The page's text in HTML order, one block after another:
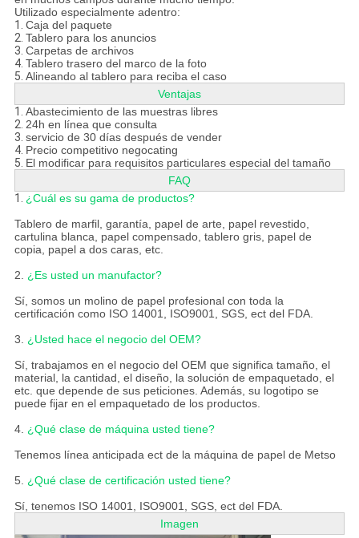
Utilizado especialmente adentro:
1. Caja del paquete
2. Tablero para los anuncios
3. Carpetas de archivos
4. Tablero trasero del marco de la foto
5. Alineando al tablero para reciba el caso
Ventajas
1. Abastecimiento de las muestras libres
2. 24h en línea que consulta
3. servicio de 30 días después de vender
4. Precio competitivo negocating
5. El modificar para requisitos particulares especial del tamaño
FAQ
1. ¿Cuál es su gama de productos?
Tablero de marfil, garantía, papel de arte, papel revestido,
cartulina blanca, papel compensado, tablero gris, papel de
copia, papel a dos caras, etc.
2. ¿Es usted un manufactor?
Sí, somos un molino de papel profesional con toda la
certificación como ISO 14001, ISO9001, SGS, ect del FDA.
3. ¿Usted hace el negocio del OEM?
Sí, trabajamos en el negocio del OEM que significa tamaño, el
material, la cantidad, el diseño, la solución de empaquetado, el
etc. que depende de sus peticiones. Además, su logotipo se
puede fijar en el empaquetado de los productos.
4. ¿Qué clase de máquina usted tiene?
Tenemos línea anticipada ect de la máquina de papel de Metso
5. ¿Qué clase de certificación usted tiene?
Sí, tenemos ISO 14001, ISO9001, SGS, ect del FDA.
Imagen